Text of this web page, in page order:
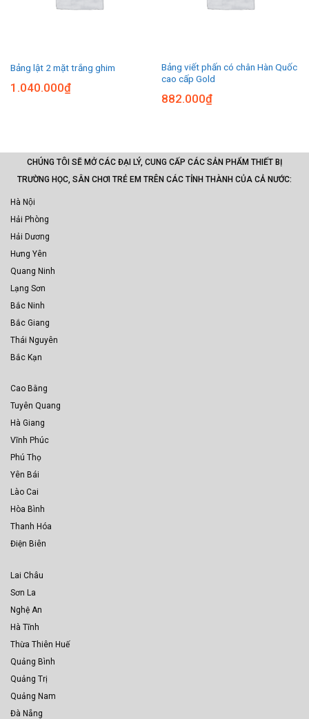
Bảng lật 2 mặt trắng ghim
1.040.000₫
Bảng viết phấn có chân Hàn Quốc
cao cấp Gold
882.000₫
CHÚNG TÔI SẼ MỞ CÁC ĐẠI LÝ, CUNG CẤP CÁC SẢN PHẨM THIẾT BỊ
TRƯỜNG HỌC, SÂN CHƠI TRẺ EM TRÊN CÁC TỈNH THÀNH CỦA CẢ NƯỚC:
Hà Nội
Hải Phòng
Hải Dương
Hưng Yên
Quang Ninh
Lạng Sơn
Bắc Ninh
Bắc Giang
Thái Nguyên
Bắc Kạn
Cao Bằng
Tuyên Quang
Hà Giang
Vĩnh Phúc
Phú Thọ
Yên Bái
Lào Cai
Hòa Bình
Thanh Hóa
Điện Biên
Lai Châu
Sơn La
Nghệ An
Hà Tĩnh
Thừa Thiên Huế
Quảng Bình
Quảng Trị
Quảng Nam
Đà Nẵng